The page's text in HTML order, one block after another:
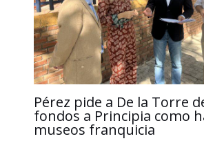
Pérez pide a De la Torre
fondos a Principia como
museos franquicia